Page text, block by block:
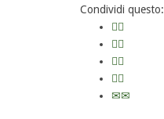
Condividi questo: